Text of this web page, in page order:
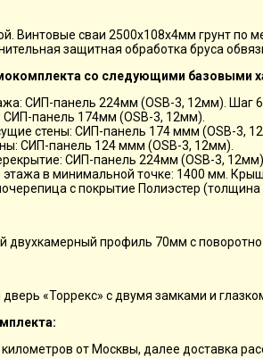
Винтовые сваи 2500х108х4мм грунт по
защитная обработка бруса
со следующими базовыми
СИП-панель 224мм (OSB-3, 12мм). Шаг
СИП-панель 174мм (OSB-3, 12мм).
стены: СИП-панель 174 ммм (OSB-3,
СИП-панель 124 ммм (OSB-3, 12мм).
СИП-панель 224мм (OSB-3,
этажа в минимальной точке: 1400 мм.
с покрытие Полиэстер
двухкамерный профиль 70мм с
«Торрекс» с двумя замками и
от Москвы, далее доставка